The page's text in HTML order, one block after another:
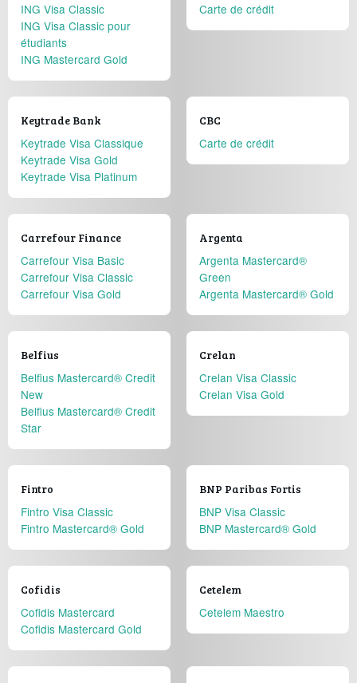
ING Visa Classic
ING Visa Classic pour
étudiants
ING Mastercard Gold
Carte de crédit
Keytrade Bank
Keytrade Visa Classique
Keytrade Visa Gold
Keytrade Visa Platinum
CBC
Carte de crédit
Carrefour Finance
Carrefour Visa Basic
Carrefour Visa Classic
Carrefour Visa Gold
Argenta
Argenta Mastercard®
Green
Argenta Mastercard® Gold
Belfius
Belfius Mastercard® Credit
New
Belfius Mastercard® Credit
Star
Crelan
Crelan Visa Classic
Crelan Visa Gold
Fintro
Fintro Visa Classic
Fintro Mastercard® Gold
BNP Paribas Fortis
BNP Visa Classic
BNP Mastercard® Gold
Cofidis
Cofidis Mastercard
Cofidis Mastercard Gold
Cetelem
Cetelem Maestro